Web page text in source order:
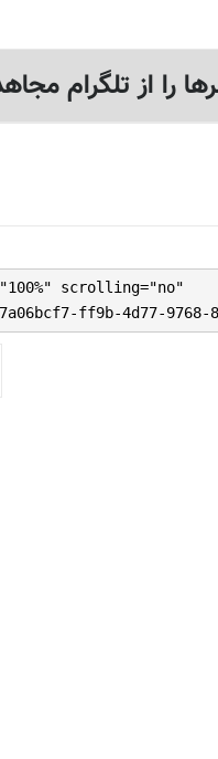
را از تلگرام
scrolling="no"
ff9b-4d77-9768-